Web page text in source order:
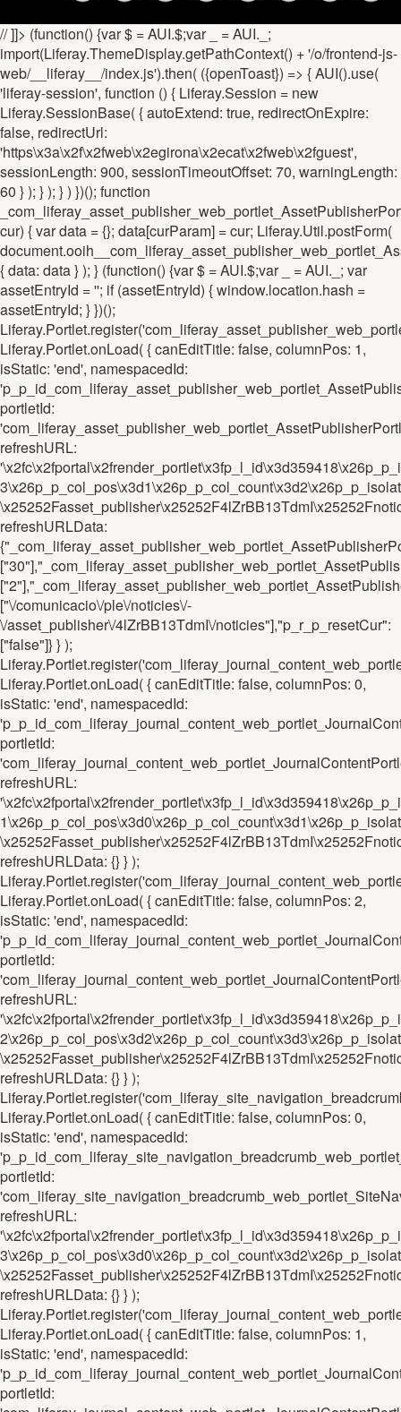
// ]]> (function() {var $ = AUI.$;var _ = AUI._;
import(Liferay.ThemeDisplay.getPathContext() + '/o/frontend-js-
web/__liferay__/index.js').then( ({openToast}) => { AUI().use(
'liferay-session', function () { Liferay.Session = new
Liferay.SessionBase( { autoExtend: true, redirectOnExpire:
false, redirectUrl:
'https\x3a\x2f\x2fweb\x2egirona\x2ecat\x2fweb\x2fguest',
sessionLength: 900, sessionTimeoutOffset: 70, warningLength:
60 } ); } ); } ) })(); function
cur) { var data = {}; data[curParam] = cur; Liferay.Util.postForm(
{ data: data } ); } (function() {var $ = AUI.$;var _ = AUI._; var
assetEntryId = ''; if (assetEntryId) { window.location.hash =
assetEntryId; } })();
Liferay.Portlet.onLoad( { canEditTitle: false, columnPos: 1,
isStatic: 'end', namespacedId:
portletId:
refreshURL:
refreshURLData:
["\/comunicacio\/ple\/noticies\/-
\/asset_publisher\/4lZrBB13TdmI\/noticies"],"p_r_p_resetCur":
["false"]} } );
Liferay.Portlet.onLoad( { canEditTitle: false, columnPos: 0,
isStatic: 'end', namespacedId:
portletId:
refreshURL:
refreshURLData: {} } );
Liferay.Portlet.onLoad( { canEditTitle: false, columnPos: 2,
isStatic: 'end', namespacedId:
portletId:
refreshURL:
refreshURLData: {} } );
Liferay.Portlet.onLoad( { canEditTitle: false, columnPos: 0,
isStatic: 'end', namespacedId:
portletId:
refreshURL:
refreshURLData: {} } );
Liferay.Portlet.onLoad( { canEditTitle: false, columnPos: 1,
isStatic: 'end', namespacedId:
portletId: